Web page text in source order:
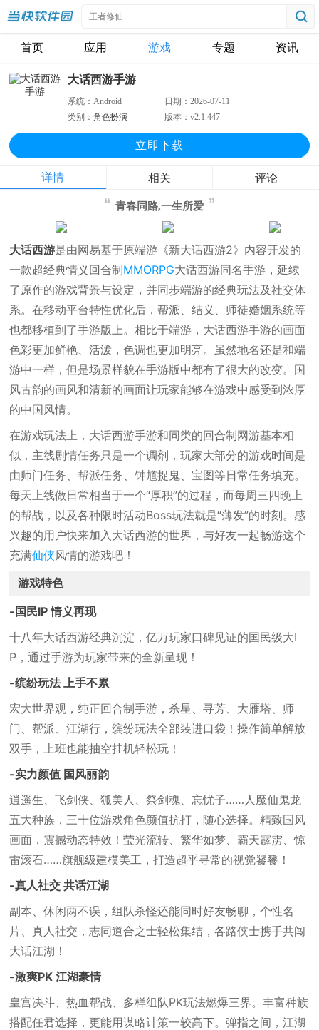
首页 应用 游戏 专题 资讯
大话西游手游
系统：Android 日期：2026-07-11
类别：角色扮演 版本：v2.1.447
立即下载
详情 相关 评论
青春同路,一生所爱
大话西游是由网易基于原端游《新大话西游2》内容开发的
一款超经典情义回合制MMORPG大话西游同名手游，延续
了原作的游戏背景与设定，并同步端游的经典玩法及社交体
系。在移动平台特性优化后，帮派、结义、师徒婚姻系统等
也都移植到了手游版上。相比于端游，大话西游手游的画面
色彩更加鲜艳、活泼，色调也更加明亮。虽然地名还是和端
游中一样，但是场景样貌在手游版中都有了很大的改变。国
风古韵的画风和清新的画面让玩家能够在游戏中感受到浓厚
的中国风情。
在游戏玩法上，大话西游手游和同类的回合制网游基本相
似，主线剧情任务只是一个调剂，玩家大部分的游戏时间是
由师门任务、帮派任务、钟馗捉鬼、宝图等日常任务填充。
每天上线做日常相当于一个“厚积”的过程，而每周三四晚上
的帮战，以及各种限时活动Boss玩法就是“薄发”的时刻。感
兴趣的用户快来加入大话西游的世界，与好友一起畅游这个
充满仙侠风情的游戏吧！
游戏特色
-国民IP 情义再现
十八年大话西游经典沉淀，亿万玩家口碑见证的国民级大I
P，通过手游为玩家带来的全新呈现！
-缤纷玩法 上手不累
宏大世界观，纯正回合制手游，杀星、寻芳、大雁塔、师
门、帮派、江湖行，缤纷玩法全部装进口袋！操作简单解放
双手，上班也能抽空挂机轻松玩！
-实力颜值 国风丽韵
逍遥生、飞剑侠、狐美人、祭剑魂、忘忧子……人魔仙鬼龙
五大种族，三十位游戏角色颜值抗打，随心选择。精致国风
画面，震撼动态特效！莹光流转、繁华如梦、霸天霹雳、惊
雷滚石……旗舰级建模美工，打造超乎寻常的视觉饕餮！
-真人社交 共话江湖
副本、休闲两不误，组队杀怪还能同时好友畅聊，个性名
片、真人社交，志同道合之士轻松集结，各路侠士携手共闯
大话江湖！
-激爽PK 江湖豪情
皇宫决斗、热血帮战、多样组队PK玩法燃爆三界。丰富种族
搭配任君选择，更能用谋略计策一较高下。弹指之间，江湖